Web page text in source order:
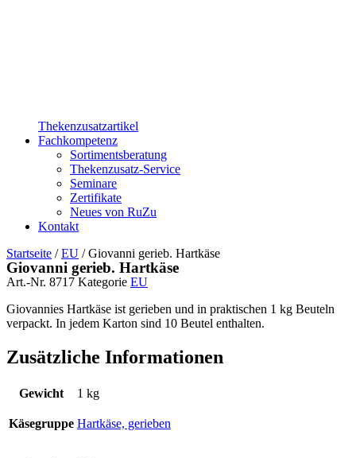
Thekenzusatzartikel
Fachkompetenz
Sortimentsberatung
Thekenzusatz-Service
Seminare
Zertifikate
Neues von RuZu
Kontakt
Startseite /EU / Giovanni gerieb. Hartkäse
Giovanni gerieb. Hartkäse
Art.-Nr. 8717 Kategorie EU
Giovannies Hartkäse ist gerieben und in praktischen 1 kg Beuteln
verpackt. In jedem Karton sind 10 Beutel enthalten.
Zusätzliche Informationen
Gewicht 1 kg
Käsegruppe Hartkäse, gerieben